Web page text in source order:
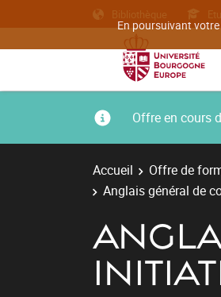
En poursuivant
Bibliothèque
Offre en cours
Accueil Offre de
Anglais général de